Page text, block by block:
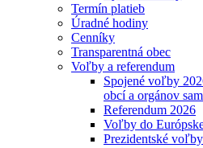
Termín platieb
Úradné hodiny
Cenníky
Transparentná obec
Voľby a referendum
Spojené voľby
obcí a orgánov
Referendum 2026
Voľby do
Prezidentské